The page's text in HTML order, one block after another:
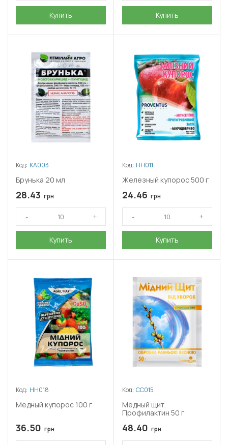
Купить Купить
Код: КА003
Брунька 20 мл
28.43 грн
Купить
Код: НН011
Железный купорос 500 г
24.46 грн
Купить
Код: НН018
Медный купорос 100 г
36.50 грн
Код: СС015
Медный щит.
Профилактин 50 г
48.40 грн